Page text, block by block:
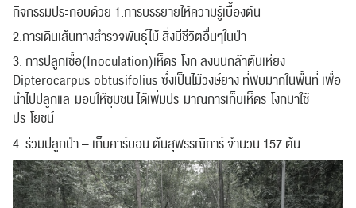
กิจกรรมประกอบด้วย 1.การบรรยายให้ความรู้เบื้องต้น
2.การเดินเส้นทางสำรวจพันธุ์ไม้ สิ่งมีชีวิตอื่นๆในป่า
3. การปลูกเชื้อ(Inoculation)เห็ดระโงก ลงบนกล้าต้นเหียง
Dipterocarpus obtusifolius ซึ่งเป็นไม้วงษ์ยาง ที่พบมากในพื้นที่ เพื่อ
นำไปปลูกและมอบให้ชุมชน ได้เพิ่มประมาณการเก็บเห็ดระโงกมาใช้
ประโยชน์
4. ร่วมปลูกป่า – เก็บคาร์บอน ต้นสุพรรณิการ์ จำนวน 157 ต้น